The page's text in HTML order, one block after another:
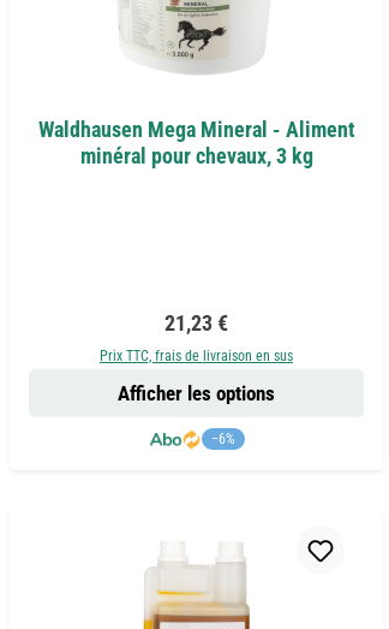
Waldhausen Mega Mineral - Aliment
minéral pour chevaux, 3 kg
Prix régulier :
21,23 €
Prix TTC, frais de livraison en sus
−6%
Afficher les options